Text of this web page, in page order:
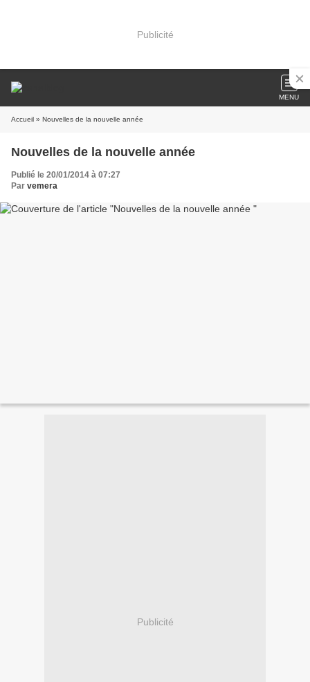
Publicité
MENU
Accueil » Nouvelles de la nouvelle année
Nouvelles de la nouvelle année
Publié le 20/01/2014 à 07:27
Par vemera
Publicité